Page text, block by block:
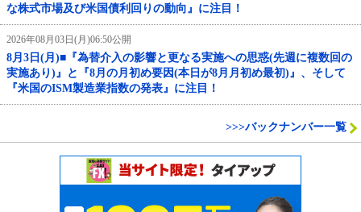
な株式市場及び米国債利回りの動向』に注目！
2026年08月03日(月)06:50公開
8月3日(月)■『為替介入の影響と更なる実施への思惑(先週に複数回の
実施あり)』と『8月の月初め要因(本日が8月月初め最初)』、そして
『米国のISM製造業指数の発表』に注目！
>>>バックナンバー一覧